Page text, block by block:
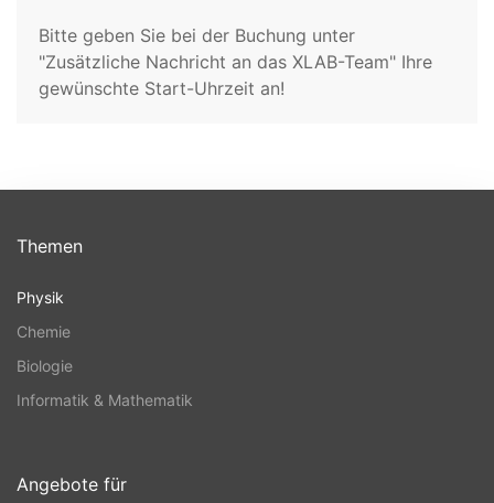
Bitte geben Sie bei der Buchung unter
"Zusätzliche Nachricht an das XLAB-Team" Ihre
gewünschte Start-Uhrzeit an!
Themen
Physik
Chemie
Biologie
Informatik & Mathematik
Angebote für